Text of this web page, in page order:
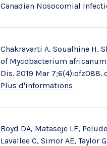
Canadian Nosocomial
Chakravarti A, Soualhine H,
of Mycobacterium africanum
Dis. 2019 Mar
Plus d'informations
Boyd DA, Mataseje LF,
Lavallee C, Simor AE, Taylor